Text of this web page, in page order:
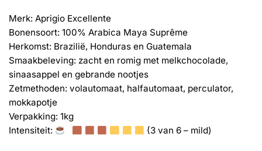
Merk: Aprigio Excellente
Bonensoort: 100% Arabica Maya Suprême
Herkomst: Brazilië, Honduras en Guatemala
Smaakbeleving: zacht en romig met melkchocolade,
sinaasappel en gebrande nootjes
Zetmethoden: volautomaat, halfautomaat, perculator,
mokkapotje
Verpakking: 1kg
Intensiteit:
(3 van 6 – mild)